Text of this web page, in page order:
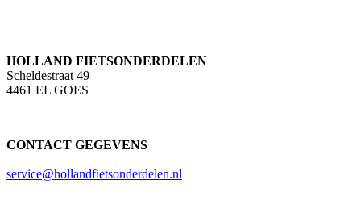
HOLLAND FIETSONDERDELEN
Scheldestraat 49
4461 EL GOES
CONTACT GEGEVENS
service@hollandfietsonderdelen.nl